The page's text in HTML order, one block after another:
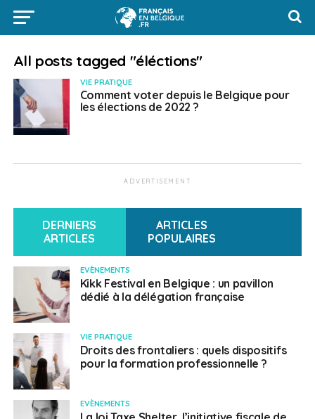
All posts tagged "éléctions"
VIE PRATIQUE
Comment voter depuis le Belgique pour
les élections de 2022 ?
ADVERTISEMENT
DERNIERS
ARTICLES
ARTICLES
POPULAIRES
EVÈNEMENTS
Kikk Festival en Belgique : un pavillon
dédié à la délégation française
VIE PRATIQUE
Droits des frontaliers : quels dispositifs
pour la formation professionnelle ?
EVÈNEMENTS